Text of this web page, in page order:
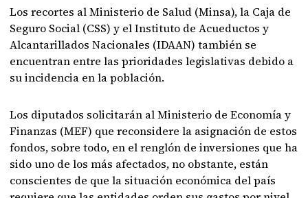
Los recortes al Ministerio de Salud (Minsa), la Caja de
Seguro Social (CSS) y el Instituto de Acueductos y
Alcantarillados Nacionales (IDAAN) también se
encuentran entre las prioridades legislativas debido a
su incidencia en la población.
Los diputados solicitarán al Ministerio de Economía y
Finanzas (MEF) que reconsidere la asignación de estos
fondos, sobre todo, en el renglón de inversiones que ha
sido uno de los más afectados, no obstante, están
conscientes de que la situación económica del país